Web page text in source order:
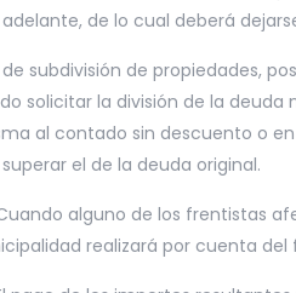
de lo cual deberá
subdivisión de propiedades,
solicitar la división de la
al contado sin descuento o
el de la deuda original.
alguno de los frentistas
realizará por cuenta